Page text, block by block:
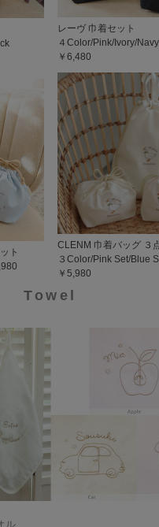
レーヴ 巾着セット
４Color/Pink/Ivory/
￥6,480
ト
CLENM 巾着バッグ ３
３Color/Pink Set/Blue
￥5,980
Towel
ル